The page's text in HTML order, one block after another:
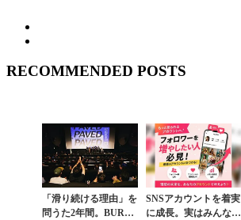
RECOMMENDED POSTS
「滑り続ける理由」を
問うた2年間。BURT
SNSアカウントを着実
に成長。実はみんなコ